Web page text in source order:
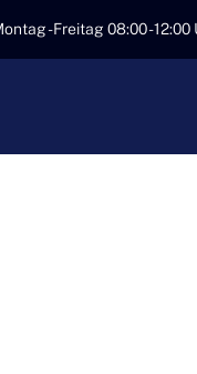
- Freitag 08:00 -